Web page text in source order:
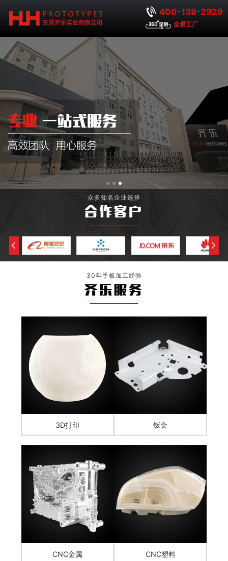
400-139-2929
全景工厂
众多知名企业选择
合作客户
30年手板加工经验
齐乐服务
3D打印 钣金
CNC金属 CNC塑料